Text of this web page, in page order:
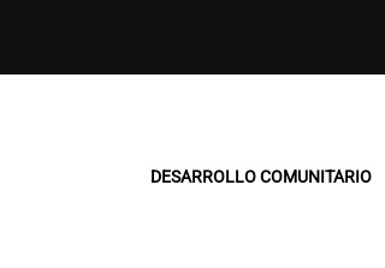
DESARROLLO COMUNITARIO